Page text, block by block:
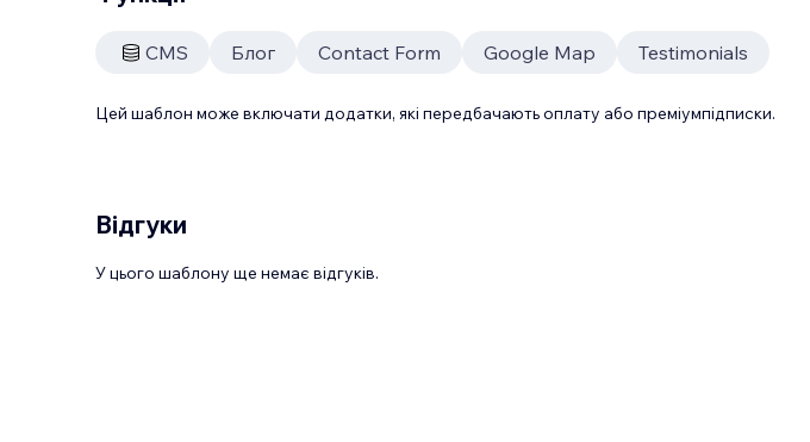
CMS Блог Contact Form Google Map Testimonials
Цей шаблон може включати додатки, які передбачають оплату або преміумпідписки.
Відгуки
У цього шаблону ще немає відгуків.